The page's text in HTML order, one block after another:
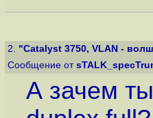
2. "Catalyst 3750, VLAN -
Сообщение от
А зачем